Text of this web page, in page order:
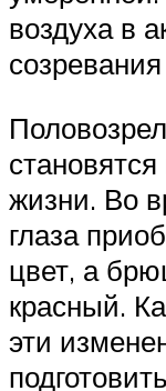
воздуха в
жизни. Во
глаза
цвет, а
красный.
эти